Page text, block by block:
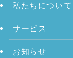
私たちについて
サービス
お知らせ